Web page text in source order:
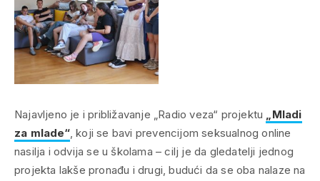
Najavljeno je i približavanje „Radio veza“ projektu „Mladi
za mlade“, koji se bavi prevencijom seksualnog online
nasilja i odvija se u školama – cilj je da gledatelji jednog
projekta lakše pronađu i drugi, budući da se oba nalaze na